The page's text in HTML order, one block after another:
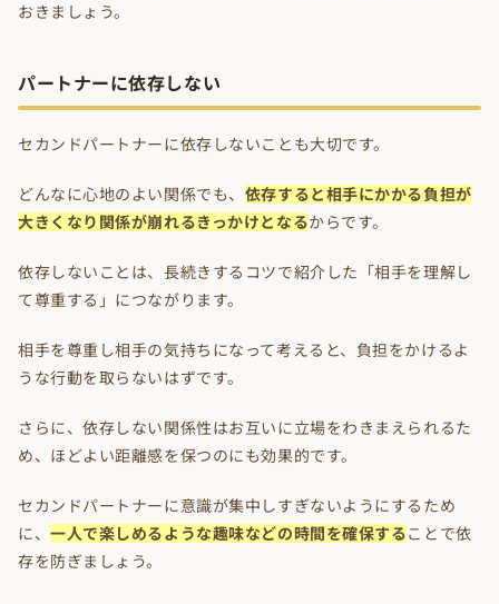
おきましょう。
パートナーに依存しない
セカンドパートナーに依存しないことも大切です。
どんなに心地のよい関係でも、 依存すると相手にかかる負担が
大きくなり関係が崩れるきっかけとなるからです。
依存しないことは、長続きするコツで紹介した「相手を理解し
て尊重する」につながります。
相手を尊重し相手の気持ちになって考えると、負担をかけるよ
うな行動を取らないはずです。
さらに、依存しない関係性はお互いに立場をわきまえられるた
め、ほどよい距離感を保つのにも効果的です。
セカンドパートナーに意識が集中しすぎないようにするため
に、一人で楽しめるような趣味などの時間を確保することで依
存を防ぎましょう。